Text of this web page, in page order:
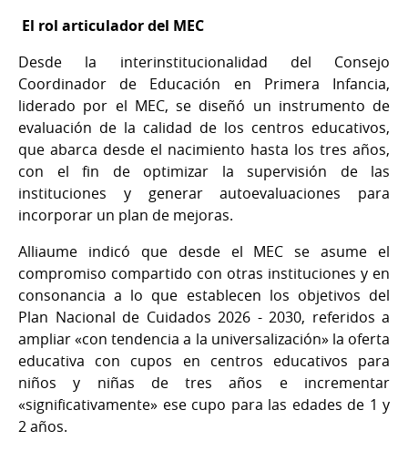
El rol articulador del MEC
Desde la interinstitucionalidad del Consejo
Coordinador de Educación en Primera Infancia,
liderado por el MEC, se diseñó un instrumento de
evaluación de la calidad de los centros educativos,
que abarca desde el nacimiento hasta los tres años,
con el fin de optimizar la supervisión de las
instituciones y generar autoevaluaciones para
incorporar un plan de mejoras.
Alliaume indicó que desde el MEC se asume el
compromiso compartido con otras instituciones y en
consonancia a lo que establecen los objetivos del
Plan Nacional de Cuidados 2026 - 2030, referidos a
ampliar «con tendencia a la universalización» la oferta
educativa con cupos en centros educativos para
niños y niñas de tres años e incrementar
«significativamente» ese cupo para las edades de 1 y
2 años.